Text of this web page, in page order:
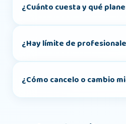
¿Cuánto cuesta y qué
¿Hay límite de
¿Cómo cancelo o cambio